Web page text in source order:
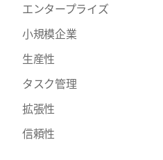
エンタープライズ
小規模企業
生産性
タスク管理
拡張性
信頼性